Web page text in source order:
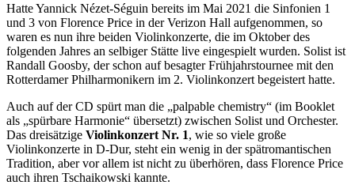
Hatte Yannick Nézet-Séguin bereits im Mai 2021 die Sinfonien 1
und 3 von Florence Price in der Verizon Hall aufgenommen, so
waren es nun ihre beiden Violinkonzerte, die im Oktober des
folgenden Jahres an selbiger Stätte live eingespielt wurden. Solist ist
Randall Goosby, der schon auf besagter Frühjahrstournee mit den
Rotterdamer Philharmonikern im 2. Violinkonzert begeistert hatte.
Auch auf der CD spürt man die „palpable chemistry“ (im Booklet
als „spürbare Harmonie“ übersetzt) zwischen Solist und Orchester.
Das dreisätzige Violinkonzert Nr. 1, wie so viele große
Violinkonzerte in D-Dur, steht ein wenig in der spätromantischen
Tradition, aber vor allem ist nicht zu überhören, dass Florence Price
auch ihren Tschaikowski kannte.